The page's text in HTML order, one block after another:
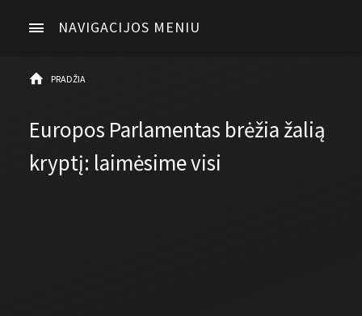
NAVIGACIJOS MENIU
PRADŽIA
Europos Parlamentas brėžia žalią
kryptį: laimėsime visi